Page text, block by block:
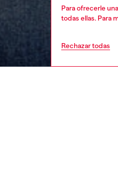
Para ofrecerle
todas ellas. Para
Rechazar todas